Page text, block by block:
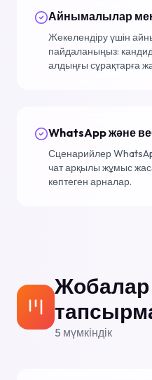
Айнымалылар
Жекелендіру үшін
пайдаланыңыз:
алдыңғы сұрақтарға
WhatsApp және
Сценарийлер
чат арқылы жұмыс
көптеген арналар.
Жобалар
5 мүмкіндік